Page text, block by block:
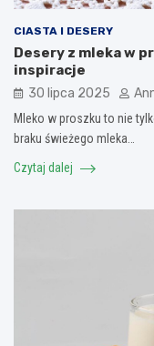
CIASTA I DESERY
Desery z mleka w
inspiracje
30 lipca 2025
Mleko w proszku to nie
braku świeżego mleka…
Czytaj dalej